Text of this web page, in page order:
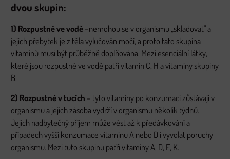
dvou skupin:
1) Rozpustné ve vodě–nemohou se v organismu „skladovat" a
jejich přebytek je z těla vylučován močí, a proto tato skupina
vitaminů musí být průběžně doplňována. Mezi esenciální látky,
které jsou rozpustné ve vodě patří vitamin C, H a vitaminy skupiny
B.
2) Rozpustné v tucích – tyto vitaminy po konzumaci zůstávají v
organismu a jejich zásoba vydrží v organismu několik týdnů.
Jejich nadbytečný příjem může vést až k předávkování a
případech vyšší konzumace vitaminu A nebo D i vyvolat poruchy
organismu. Mezi tuto skupinu patří vitaminy A, D, E, K.